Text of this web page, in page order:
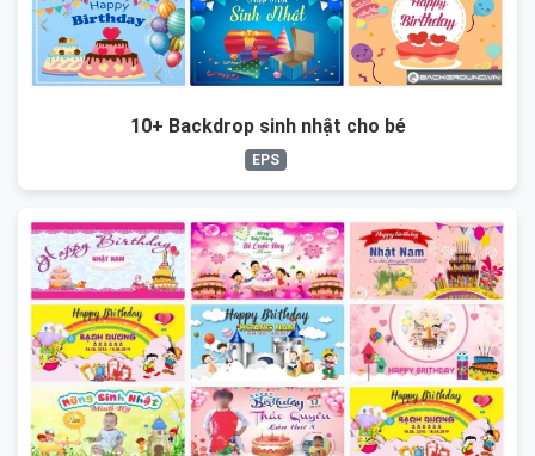
10+ Backdrop sinh nhật cho bé
EPS